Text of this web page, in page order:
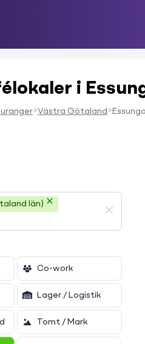
i
Västra Götaland Essunga
län)
Co-work
Lager / Logistik
Tomt / Mark